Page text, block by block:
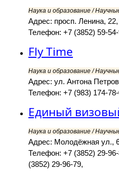
Наука и образование /
Адрес: просп. Ленина,
Телефон: +7 (3852) 59-
Fly Time
Наука и образование /
Адрес: ул. Антона
Телефон: +7 (983) 174-
Единый
Наука и образование /
Адрес: Молодёжная ул.,
Телефон: +7 (3852) 29-
(3852) 29-96-79,